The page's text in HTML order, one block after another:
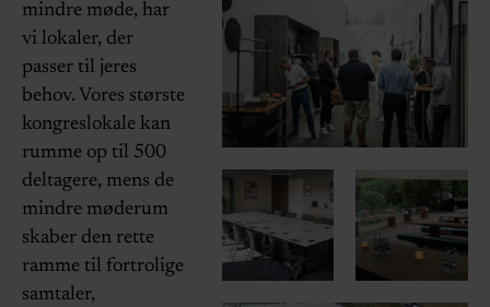
mindre møde, har
vi lokaler, der
passer til jeres
behov. Vores største
kongreslokale kan
rumme op til 500
deltagere, mens de
mindre møderum
skaber den rette
ramme til fortrolige
samtaler,